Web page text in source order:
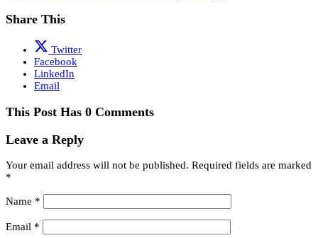
Share This
Twitter
Facebook
LinkedIn
Email
This Post Has 0 Comments
Leave a Reply
Your email address will not be published. Required fields are marked
*
Name *
Email *